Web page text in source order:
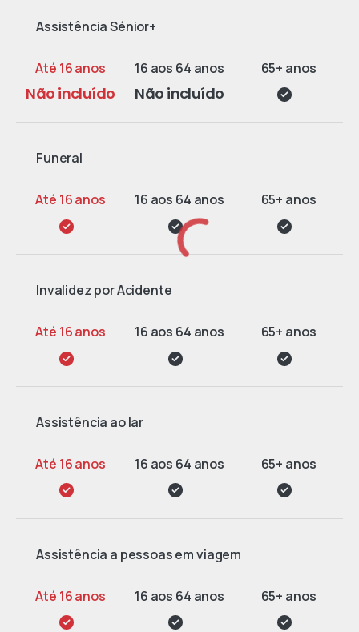
Assistência Sénior+
Não incluído Não incluído
Funeral
Invalidez por Acidente
Assistência ao lar
Assistência a pessoas em viagem